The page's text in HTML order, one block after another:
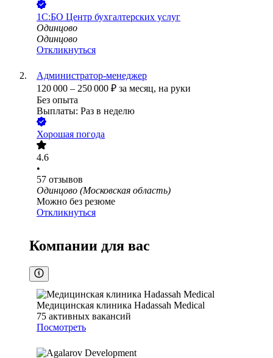
1С:БО Центр бухгалтерских услуг
Одинцово
Одинцово
Откликнуться
Администратор-менеджер
120 000 – 250 000 ₽ за месяц, на руки
Без опыта
Выплаты: Раз в неделю
Хорошая погода
4.6
•
57 отзывов
Одинцово (Московская область)
Можно без резюме
Откликнуться
Компании для вас
Медицинская клиника Hadassah Medical
75 активных вакансий
Посмотреть